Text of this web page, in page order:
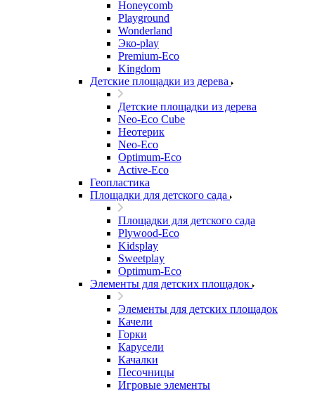
Honeycomb
Playground
Wonderland
Эко-play
Premium-Eco
Kingdom
Детские площадки из дерева
Детские площадки из дерева
Neo-Eco Cube
Неотерик
Neo-Eco
Оptimum-Еco
Active-Eco
Геопластика
Площадки для детского сада
Площадки для детского сада
Plywood-Eco
Kidsplay
Sweetplay
Оptimum-Еco
Элементы для детских площадок
Элементы для детских площадок
Качели
Горки
Карусели
Качалки
Песочницы
Игровые элементы